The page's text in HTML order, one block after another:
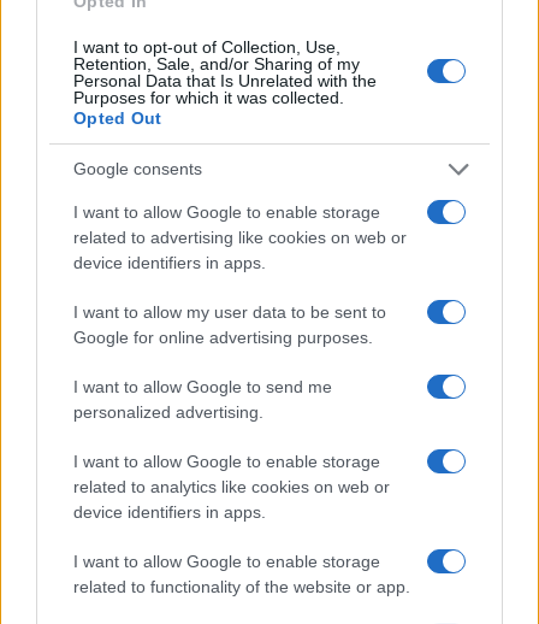
I want to opt-out of Collection, Use,
Retention, Sale, and/or Sharing of my
Personal Data that Is Unrelated with the
Purposes for which it was collected.
Opted Out
Google consents
I want to allow Google to enable storage
related to advertising like cookies on web or
device identifiers in apps.
I want to allow my user data to be sent to
Google for online advertising purposes.
I want to allow Google to send me
personalized advertising.
I want to allow Google to enable storage
related to analytics like cookies on web or
device identifiers in apps.
I want to allow Google to enable storage
related to functionality of the website or app.
mondo per una notte
Giorgia Meloni a La Maddalena, la vicesindaco:
“Orgoglio e discrezione per visita privata̶…
Incendio nella notte a Olbia, a fuoco due furgoni
A fuoco un deposito con bombole, intervento dei
vigili del fuoco a Rudalza